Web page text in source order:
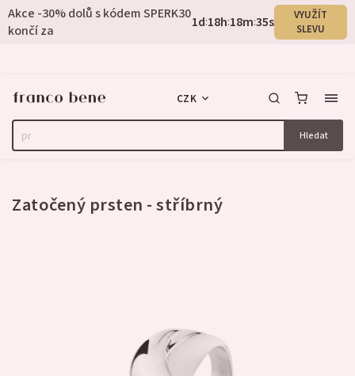
Akce -30% dolů s kódem SPERK30
končí za
1d:18h:18m:34s
VYUŽÍT
SLEVU
Hledat
CZK
3 hodnocení
Zatočený prsten - stříbrný